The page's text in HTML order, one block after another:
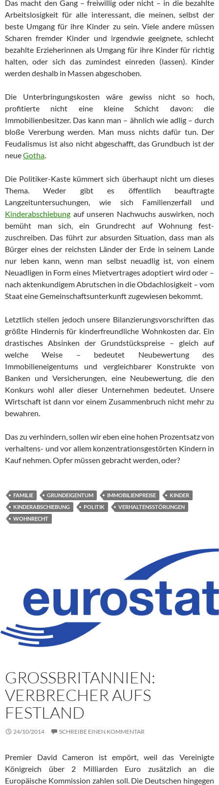
Das macht den Gang – freiwillig oder nicht – in die bezahlte
Ar­beits­lo­sig­keit für alle interessant, die meinen, selbst der
beste Umgang für ihre Kinder zu sein. Viele andere müssen
Scharen fremder Kin­der und irgendwie geeignete, schlecht
bezahlte Erzieherinnen als Um­gang für ihre Kinder für richtig
halten, oder sich das zumindest ein­re­den (lassen). Kinder
werden deshalb in Massen abgeschoben.
Die Unterbringungskosten wäre gewiss nicht so hoch,
profitierte nicht eine kleine Schicht davon: die
Immobilienbesitzer. Das kann man – ähnlich wie adlig – durch
bloße Vererbung werden. Man muss nichts dafür tun. Der
Feudalismus ist also nicht abgeschafft, das Grund­buch ist der
neueGotha
Die Politiker-Kaste kümmert sich überhaupt nicht um dieses
Thema. Weder gibt es öffentlich beauftragte
Langzeituntersuchungen, wie sich Familienzerfall und
Kinderabschiebung auf unseren Nachwuchs auswirken, noch
bemüht man sich, ein Grundrecht auf Wohnung fest­
zuschreiben. Das führt zur absurden Situation, dass man als
Bürger eines der reichsten Länder der Erde in seinem Lande
nur leben kann, wenn man selbst neuadlig ist, von einem
Neuadligen in Form eines Mietvertrages adoptiert wird oder –
nach ak­ten­kun­di­gem Abrutschen in die Obdachlosigkeit – vom
Staat eine Ge­mein­schafts­un­ter­kunft zugewiesen bekommt.
Letztlich stellen jedoch unsere Bilanzierungsvorschriften das
größte Hindernis für kinderfreundliche Wohnkosten dar. Ein
drastisches Ab­sin­ken der Grundstückspreise – gleich auf
welche Weise – be­deu­tet Neubewertung des
Immobilieneigentums und vergleichbarer Kon­struk­te von
Banken und Versicherungen, eine Neubewertung, die den
Konkurs wohl aller dieser Unternehmen bedeutet. Unsere
Wirtschaft ist dann vor einem Zusammenbruch nicht mehr zu
be­wah­ren.
Das zu verhindern, sollen wir eben eine hohen Prozentsatz von
ver­hal­tens- und vor allem konzentrationsgestörten Kindern in
Kauf neh­men. Opfer müssen gebracht werden, oder?
FAMILIE GRUNDEIGENTUM IMMOBILIENPREISE
KINDER
KINDERABSCHIEBUNG
POLITIK
VERHALTENSSTÖRUNGEN
WOHNRECHT
GROSSBRITANNIEN: V
ERBRECHER AUFS F
ESTLAND
24/10/2014 SCHREIBE EINEN KOMMENTAR
Premier David Cameron ist empört, weil das Vereinigte
Königreich über 2 Milliarden Euro zusätzlich an die
Europäische Kom­mis­sion zahlen soll. Die Deutschen hingegen